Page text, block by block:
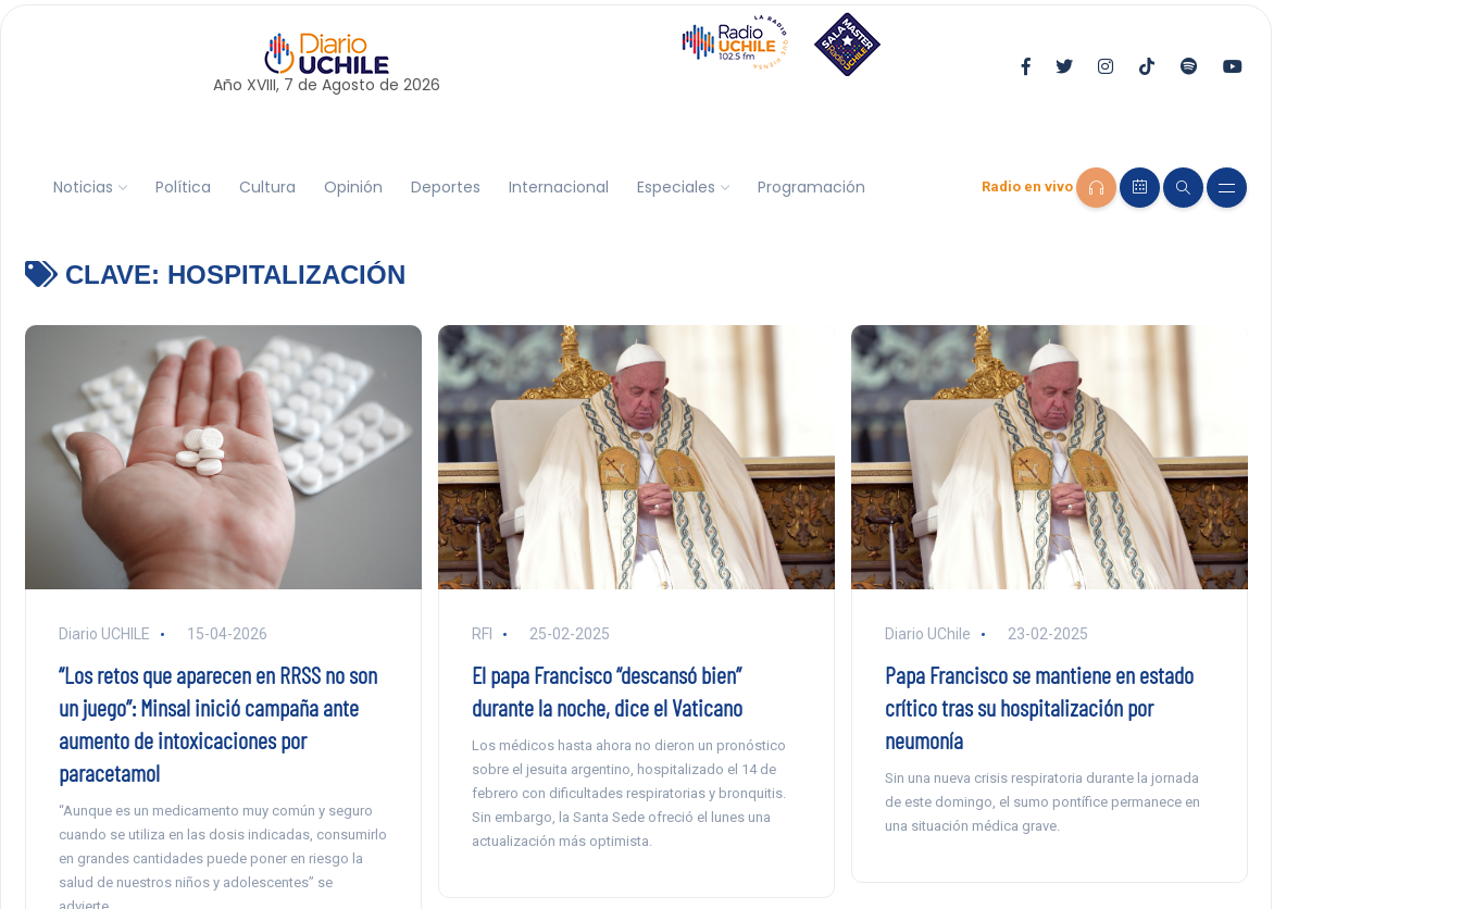
Año XVIII, 7 de Agosto de 2026
Noticias Política Cultura Opinión Deportes Internacional Especiales Programación Radio en vivo
CLAVE: HOSPITALIZACIÓN
Diario UCHILE 15-04-2026
“Los retos que aparecen en RRSS no son
un juego”: Minsal inició campaña ante
aumento de intoxicaciones por
paracetamol
“Aunque es un medicamento muy común y seguro
cuando se utiliza en las dosis indicadas, consumirlo
en grandes cantidades puede poner en riesgo la
salud de nuestros niños y adolescentes” se
RFI 25-02-2025
El papa Francisco “descansó bien”
durante la noche, dice el Vaticano
Los médicos hasta ahora no dieron un pronóstico
sobre el jesuita argentino, hospitalizado el 14 de
febrero con dificultades respiratorias y bronquitis.
Sin embargo, la Santa Sede ofreció el lunes una
actualización más optimista.
Diario UChile 23-02-2025
Papa Francisco se mantiene en estado
crítico tras su hospitalización por
neumonía
Sin una nueva crisis respiratoria durante la jornada
de este domingo, el sumo pontífice permanece en
una situación médica grave.